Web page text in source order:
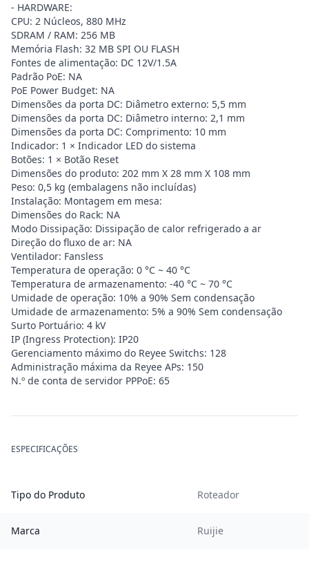
- HARDWARE:
CPU: 2 Núcleos, 880 MHz
SDRAM / RAM: 256 MB
Memória Flash: 32 MB SPI OU FLASH
Fontes de alimentação: DC 12V/1.5A
Padrão PoE: NA
PoE Power Budget: NA
Dimensões da porta DC: Diâmetro externo: 5,5 mm
Dimensões da porta DC: Diâmetro interno: 2,1 mm
Dimensões da porta DC: Comprimento: 10 mm
Indicador: 1 × Indicador LED do sistema
Botões: 1 × Botão Reset
Dimensões do produto: 202 mm X 28 mm X 108 mm
Peso: 0,5 kg (embalagens não incluídas)
Instalação: Montagem em mesa:
Dimensões do Rack: NA
Modo Dissipação: Dissipação de calor refrigerado a ar
Direção do fluxo de ar: NA
Ventilador: Fansless
Temperatura de operação: 0 °C ~ 40 °C
Temperatura de armazenamento: -40 °C ~ 70 °C
Umidade de operação: 10% a 90% Sem condensação
Umidade de armazenamento: 5% a 90% Sem condensação
Surto Portuário: 4 kV
IP (Ingress Protection): IP20
Gerenciamento máximo do Reyee Switchs: 128
Administração máxima da Reyee APs: 150
N.º de conta de servidor PPPoE: 65
ESPECIFICAÇÕES
Tipo do Produto Roteador
Marca Ruijie